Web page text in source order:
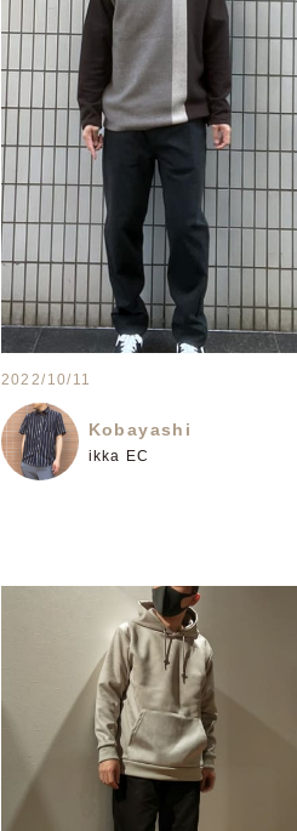
2022/10/11
Kobayashi
ikka EC